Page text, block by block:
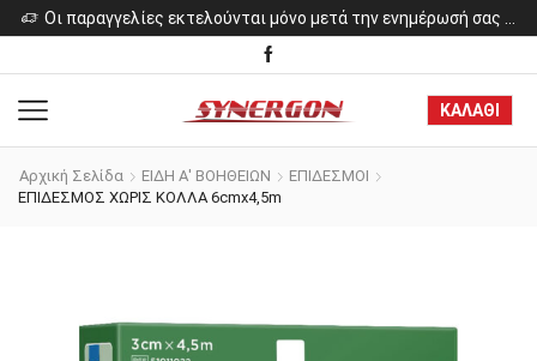
ΚΑΛΑΘΙ
Αρχική Σελίδα ΕΙΔΗ Α' ΒΟΗΘΕΙΩΝ
ΕΠΙΔΕΣΜΟΙ
ΕΠΙΔΕΣΜΟΣ ΧΩΡΙΣ ΚΟΛΛΑ 6cmx4,5m